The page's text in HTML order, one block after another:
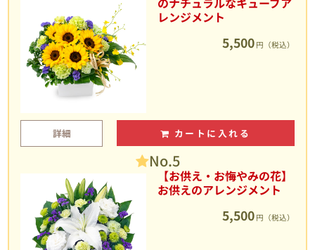
レンジメント
5,500 円（税込）
詳細 カートに入れる
No.5
【お供え・お悔やみの花】
お供えのアレンジメント
5,500 円（税込）